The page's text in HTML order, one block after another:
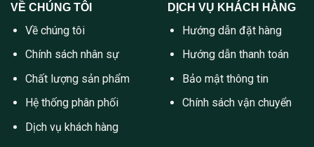
VỀ CHÚNG TÔI
Về chúng tôi
Chính sách nhân sự
Chất lượng sản phẩm
Hệ thống phân phối
Dịch vụ khách hàng
DỊCH VỤ KHÁCH HÀNG
Hướng dẫn đặt hàng
Hướng dẫn thanh toán
Bảo mật thông tin
Chính sách vận chuyển